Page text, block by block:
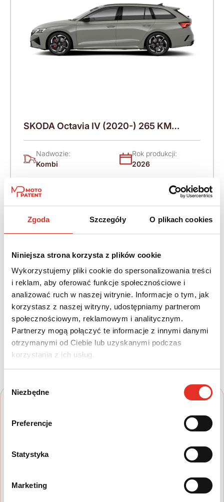
Zgoda Szczegóły O plikach cookies
Niniejsza strona korzysta z plików cookie
Wykorzystujemy pliki cookie do spersonalizowania treści
i reklam, aby oferować funkcje społecznościowe i
analizować ruch w naszej witrynie. Informacje o tym, jak
korzystasz z naszej witryny, udostępniamy partnerom
społecznościowym, reklamowym i analitycznym.
Partnerzy mogą połączyć te informacje z innymi danymi
otrzymanymi od Ciebie lub uzyskanymi podczas
korzystania z ich usług.
zgody
Niezbędne
Preferencje
Statystyka
Marketing
SKODA Octavia IV (2020-) 265 KM
(2026)
Nadwozie:
Kombi
Rok produkcji:
2026
Napęd:
Na przód
Automatyczna
Benzyna
Moc (KM):
265
Leasing netto od:
1 886 zł
2 320 zł brutto / msc.
148 550 zł
Twój nowy samochód w kilku
prostych krokach